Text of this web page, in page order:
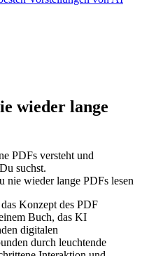
wieder lange
PDFs versteht und
suchst.
nie wieder lange PDFs lesen